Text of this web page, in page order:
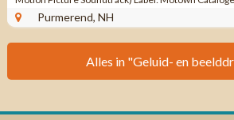
CASSETTE Opname: ...
Purmerend, NH
Alles in "Geluid- en